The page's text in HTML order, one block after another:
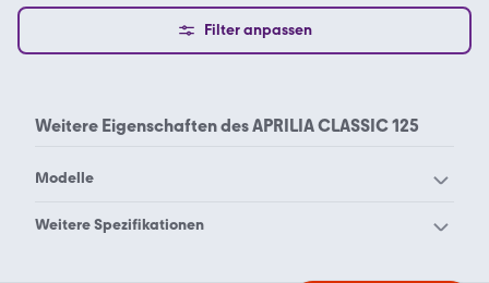
Filter anpassen
Weitere Eigenschaften desAPRILIA CLASSIC 125
Modelle
Aprilia Caponord 1200
Weitere Spezifikationen